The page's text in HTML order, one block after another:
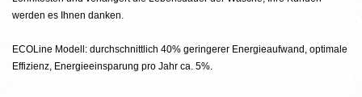
werden es Ihnen danken.
ECOLine Modell: durchschnittlich 40% geringerer Energieaufwand, optimale
Effizienz, Energieeinsparung pro Jahr ca. 5%.